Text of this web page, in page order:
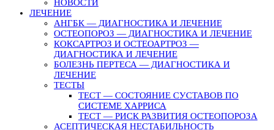
НОВОСТИ
ЛЕЧЕНИЕ
АНГБК — ДИАГНОСТИКА И ЛЕЧЕНИЕ
ОСТЕОПОРОЗ — ДИАГНОСТИКА И ЛЕЧЕНИЕ
КОКСАРТРОЗ И ОСТЕОАРТРОЗ —
ДИАГНОСТИКА И ЛЕЧЕНИЕ
БОЛЕЗНЬ ПЕРТЕСА — ДИАГНОСТИКА И
ЛЕЧЕНИЕ
ТЕСТЫ
ТЕСТ — СОСТОЯНИЕ СУСТАВОВ ПО
СИСТЕМЕ ХАРРИСА
ТЕСТ — РИСК РАЗВИТИЯ ОСТЕОПОРОЗА
АСЕПТИЧЕСКАЯ НЕСТАБИЛЬНОСТЬ